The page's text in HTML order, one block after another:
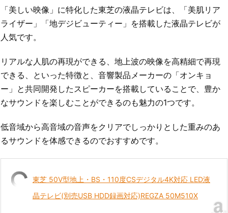
「美しい映像」に特化した東芝の液晶テレビは、「美肌リア
ライザー」「地デジビューティー」を搭載した液晶テレビが
人気です。
リアルな人肌の再現ができる、地上波の映像を高精細で再現
できる、といった特徴と、音響製品メーカーの「オンキョ
ー」と共同開発したスピーカーを搭載していることで、豊か
なサウンドを楽しむことができるのも魅力の1つです。
低音域から高音域の音声をクリアでしっかりとした重みのあ
るサウンドを体感できるのでおすすめです。
東芝 50V型地上・BS・110度CSデジタル4K対応 LED液
晶テレビ(別売USB HDD録画対応)REGZA 50M510X